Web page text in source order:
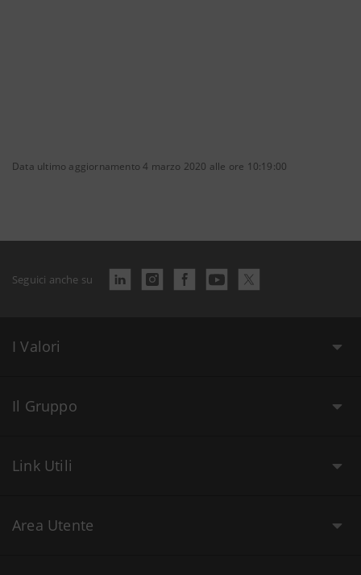
Data ultimo aggiornamento 4 marzo 2020 alle ore 10:19:00
Seguici anche su
I Valori
Il Gruppo
Link Utili
Area Utente